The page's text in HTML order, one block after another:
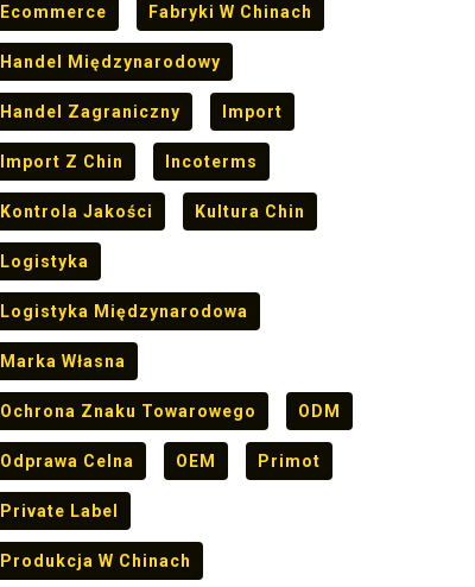
Ecommerce Fabryki W Chinach
Handel Międzynarodowy
Handel Zagraniczny Import
Import Z Chin Incoterms
Kontrola Jakości Kultura Chin
Logistyka
Logistyka Międzynarodowa
Marka Własna
Ochrona Znaku Towarowego ODM
Odprawa Celna OEM Primot
Private Label
Produkcja W Chinach